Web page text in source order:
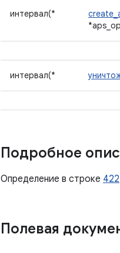
интервал(*
интервал(*
Подробное
Определение в строке 422
Полевая